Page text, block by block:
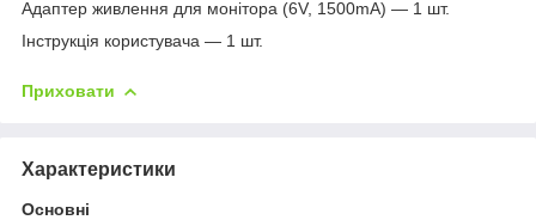
Адаптер живлення для монітора (6V, 1500mA) — 1 шт.
Інструкція користувача — 1 шт.
Приховати
Характеристики
Основні